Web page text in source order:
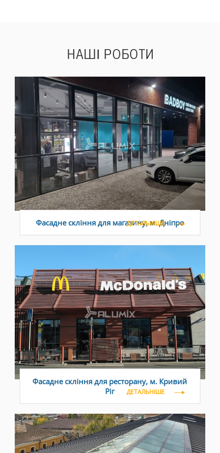
НАШІ РОБОТИ
Фасадне скління для магазину, м. Дніпро
ДЕТАЛЬНІШЕ
Фасадне скління для ресторану, м. Кривий
Ріг
ДЕТАЛЬНІШЕ